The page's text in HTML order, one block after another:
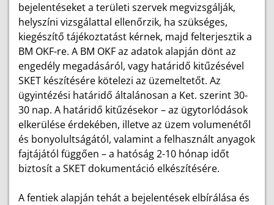
bejelentéseket a területi szervek megvizsgálják,
helyszíni vizsgálattal ellenőrzik, ha szükséges,
kiegészítő tájékoztatást kérnek, majd felterjesztik a
BM OKF-re. A BM OKF az adatok alapján dönt az
engedély megadásáról, vagy határidő kitűzésével
SKET készítésére kötelezi az üzemeltetőt. Az
ügyintézési határidő általánosan a Ket. szerint 30-
30 nap. A határidő kitűzésekor – az ügytorlódások
elkerülése érdekében, illetve az üzem volumenétől
és bonyolultságától, valamint a felhasznált anyagok
fajtájától függően – a hatóság 2-10 hónap időt
biztosít a SKET dokumentáció elkészítésére.
A fentiek alapján tehát a bejelentések elbírálása és